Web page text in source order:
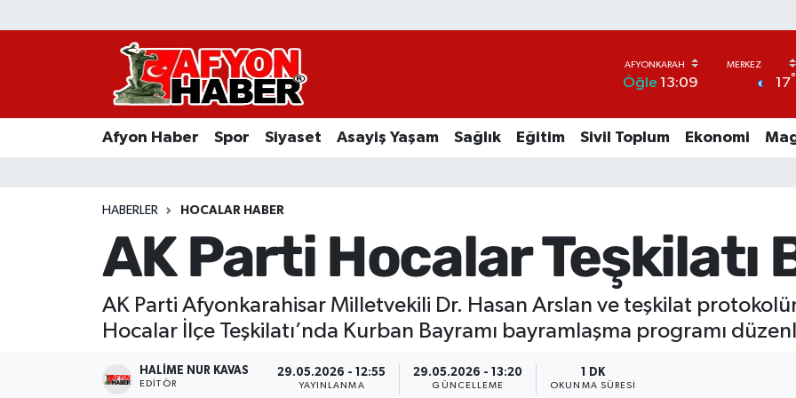
Öğle 13:09 17°
Afyon Haber Spor Siyaset Asayiş Yaşam Sağlık Eğitim Sivil Toplum Ekonomi
HABERLER HOCALAR HABER
AK Parti Hocalar Teşkilatı
AK Parti Afyonkarahisar Milletvekili Dr. Hasan Arslan ve teşkilat
Hocalar İlçe Teşkilatı’nda Kurban Bayramı bayramlaşma programı
HALIME NUR KAVAS
EDITÖR
29.05.2026 - 12:55
YAYINLANMA
29.05.2026 - 13:20
GÜNCELLEME
1 DK
OKUNMA SÜRESI
Afyon Haber
Asayiş Yaşam
Sivil Toplum
Ekonomi